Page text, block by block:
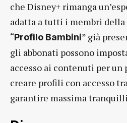
che Disney+ rimanga
adatta a tutti i membri
“Profilo Bambini” già
gli abbonati possono
accesso ai contenuti per un
creare profili con accesso
garantire massima